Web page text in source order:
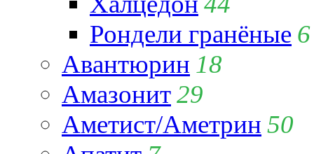
Рондели гранёные 6
Авантюрин 18
Амазонит29
Аметист/Аметрин 50